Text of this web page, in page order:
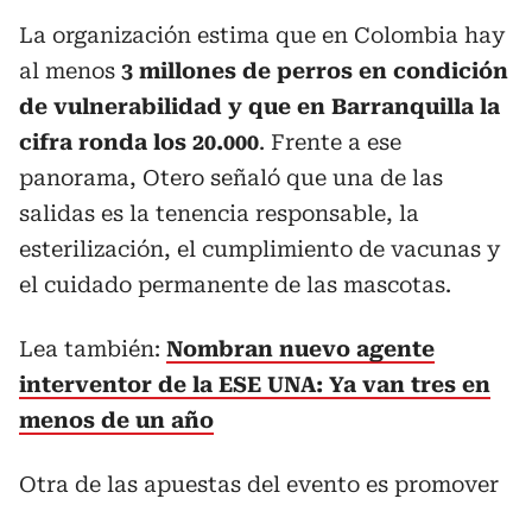
La organización estima que en Colombia hay
al menos 3 millones de perros en condición
de vulnerabilidad y que en Barranquilla la
cifra ronda los 20.000. Frente a ese
panorama, Otero señaló que una de las
salidas es la tenencia responsable, la
esterilización, el cumplimiento de vacunas y
el cuidado permanente de las mascotas.
Lea también: Nombran nuevo agente
interventor de la ESE UNA: Ya van tres en
menos de un año
Otra de las apuestas del evento es promover